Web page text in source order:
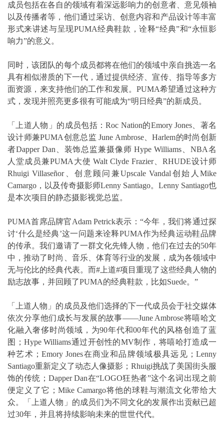
成员包括在各自的领域有着深远影响力的创意者、意见领袖
以及传播者等，他们通过采访、创意内容和产品设计等丰富
形式来讲述与呈现PUMA经典鞋款，诠释“经典”和“永恒影
响力”的意义。
同时，该团队的每个成员都将在他们的领域中亲自挑选一名
具有相似潜质的下一代，通过提供经济、宣传、指导等多方
面资源，来支持他们的工作和发展。PUMA希望通过这种方
式，发现并照亮更多很有可能成为“明日经典”的新成员。
「上道人物」的成员包括：Roc Nation的Emory Jones、著名
设计师兼PUMA创意总监 June Ambrose、Harlem的时尚创新
者Dapper Dan、装饰总监兼摄像师 Hype Williams、NBA名
人堂成员兼PUMA大使 Walt Clyde Frazier、RHUDE设计师
Rhuigi Villaseñor、创意顾问兼Upscale Vandal创始人Mike
Camargo，以及传奇摄影师Lenny Santiago。Lenny Santiago也
是本次项目的静态摄影视觉总监。
PUMA首席品牌官Adam Petrick表示：“今年，我们将通过探
讨‘什么是经典’这一问题来诠释PUMA作为经典运动鞋品牌
的传承。我们邀请了一群文化先锋人物，他们在过去的50年
中，推动了时尚、音乐、体育等行业的发展，成为各领域中
无与伦比的经典代表。而#上道#项目重现了这些经典人物的
励志故事，并回顾了PUMA的经典鞋款，比如Suede。”
「上道人物」的成员及他们选择的下一代成员会于社交媒体
依次分享他们成长与发展的故事——June Ambrose将嘻哈文
化融入奢侈时尚领域，为90年代和00年代的风格创造了蓝
图；Hype Williams通过开创性的MV制作，将嘻哈打造成一
种艺术；Emory Jones在商业和品牌领域极具远见；Lenny
Santiago重新定义了动态人像摄影；Rhuigi挑战了美国街头服
饰的传统；Dapper Dan在“LOGO狂热者”这个名词出现之前
便定义了它；Mike Camargo将他的球鞋与潮流文化带给大
众。「上道人物」的成员们为不同文化的发展作出贡献已超
过30年，并且将持续影响未来的世世代代。